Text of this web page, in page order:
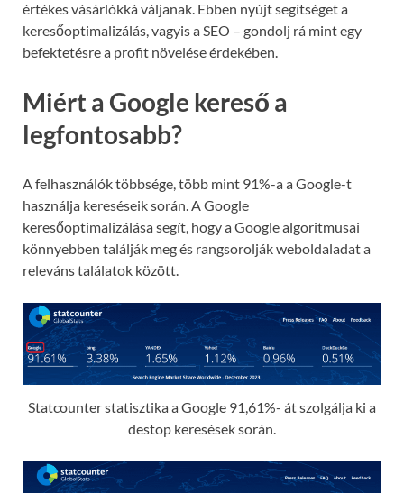
értékes vásárlókká váljanak. Ebben nyújt segítséget a
keresőoptimalizálás, vagyis a SEO – gondolj rá mint egy
befektetésre a profit növelése érdekében.
Miért a Google kereső a
legfontosabb?
A felhasználók többsége, több mint 91%-a a Google-t
használja kereséseik során. A Google
keresőoptimalizálása segít, hogy a Google algoritmusai
könnyebben találják meg és rangsorolják weboldaladat a
releváns találatok között.
Statcounter statisztika a Google 91,61%- át szolgálja ki a
destop keresések során.